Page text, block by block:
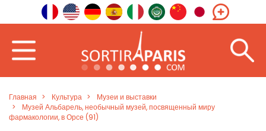
Главная Культура
Музеи и выставки
Музей Альбарель, необычный музей, посвященный миру
фармакологии, в Орсе (91)